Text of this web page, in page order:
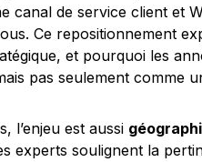
canal de service client et
Ce repositionnement
et pourquoi les
pas seulement comme
l’enjeu est aussi
experts soulignent la